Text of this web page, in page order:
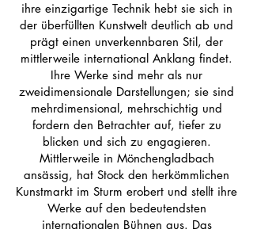
ihre einzigartige Technik hebt sie sich in
der überfüllten Kunstwelt deutlich ab und
prägt einen unverkennbaren Stil, der
mittlerweile international Anklang findet.
Ihre Werke sind mehr als nur
zweidimensionale Darstellungen; sie sind
mehrdimensional, mehrschichtig und
fordern den Betrachter auf, tiefer zu
blicken und sich zu engagieren.
Mittlerweile in Mönchengladbach
ansässig, hat Stock den herkömmlichen
Kunstmarkt im Sturm erobert und stellt ihre
Werke auf den bedeutendsten
internationalen Bühnen aus. Das